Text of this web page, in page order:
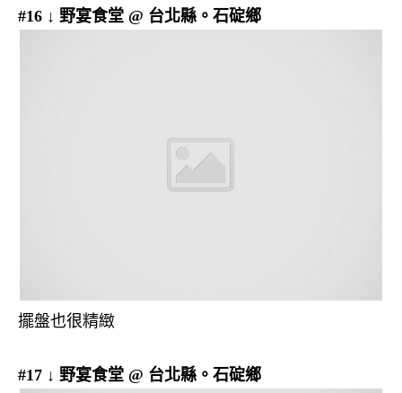
#16 ↓ 野宴食堂 @ 台北縣。石碇鄉
擺盤也很精緻
#17 ↓ 野宴食堂 @ 台北縣。石碇鄉